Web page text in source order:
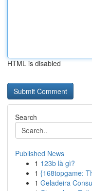
HTML is disabled
Search
Published News
1 123b là gì?
1 {168topgame:
1 Geladeira